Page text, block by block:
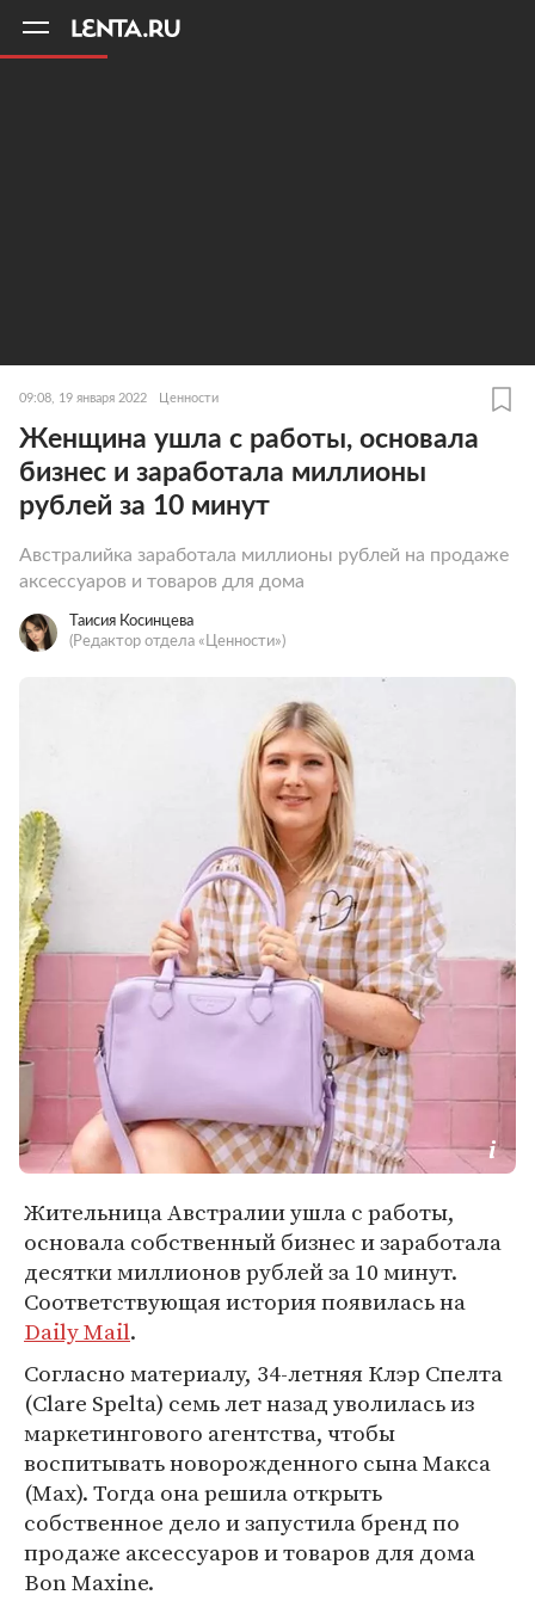
09:08, 19 января 2022 Ценности
Женщина ушла с работы, основала
бизнес и заработала миллионы
рублей за 10 минут
Австралийка заработала миллионы рублей на продаже
аксессуаров и товаров для дома
Таисия Косинцева
(Редактор отдела «Ценности»)
Жительница Австралии ушла с работы,
основала собственный бизнес и заработала
десятки миллионов рублей за 10 минут.
Соответствующая история появилась на
Daily Mail.
Согласно материалу, 34-летняя Клэр Спелта
(Clare Spelta) семь лет назад уволилась из
маркетингового агентства, чтобы
воспитывать новорожденного сына Макса
(Max). Тогда она решила открыть
собственное дело и запустила бренд по
продаже аксессуаров и товаров для дома
Bon Maxine.